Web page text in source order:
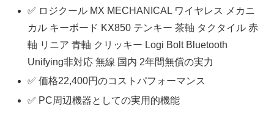
✅ ロジクール MX MECHANICAL ワイヤレス メカニ
カル キーボード KX850 テンキー 茶軸 タクタイル 赤
軸 リニア 青軸 クリッキー Logi Bolt Bluetooth
Unifying非対応 無線 国内 2年間無償の実力
✅ 価格22,400円のコストパフォーマンス
✅ PC周辺機器としての実用的機能